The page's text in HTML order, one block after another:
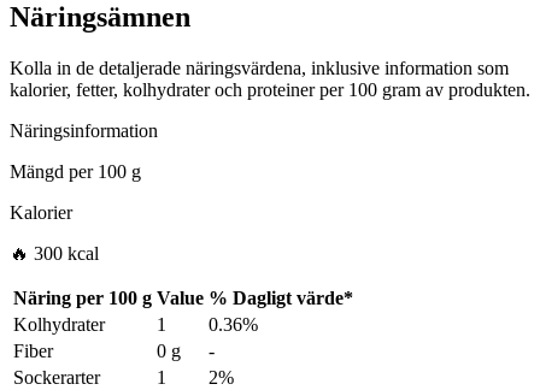
Näringsämnen
Kolla in de detaljerade näringsvärdena, inklusive information som
kalorier, fetter, kolhydrater och proteiner per 100 gram av produkten.
Näringsinformation
Mängd per100 g
Kalorier
🔥 300 kcal
Näring per 100 g Value % Dagligt värde*
Kolhydrater
1
0.36%
Fiber
0 g
-
Sockerarter
1
2%